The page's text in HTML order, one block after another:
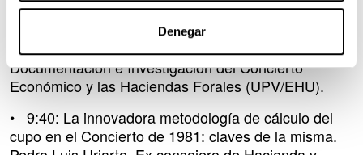
Denegar
• 9:10: Del “Donativo” al Cupo periódico:
negociadores (1800-1981). Joseba Agirreazkuenaga
y Eduardo Alonso. Directores del Centro de
Documentación e Investigación del Concierto
Económico y las Haciendas Forales (UPV/EHU).
• 9:40: La innovadora metodología de cálculo del
cupo en el Concierto de 1981: claves de la misma.